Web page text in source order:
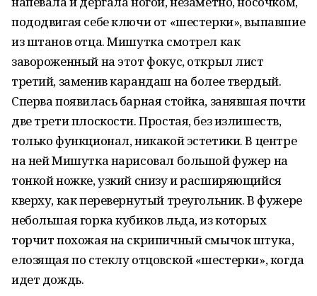
пододвигая себе ключи от «шестерки», выпавшие
из штанов отца. Мишутка смотрел как
завороженный на этот фокус, открыл лист
третий, заменив карандаш на более твердый.
Сперва появилась барная стойка, занявшая почти
две трети плоскости. Простая, без излишеств,
только функционал, никакой эстетики. В центре
на ней Мишутка нарисовал большой фужер на
тонкой ножке, узкий снизу и расширяющийся
кверху, как перевернутый треугольник. В фужере
небольшая горка кубиков льда, из которых
торчит похожая на скрипичный смычок штука,
елозящая по стеклу отцовской «шестерки», когда
идет дождь.